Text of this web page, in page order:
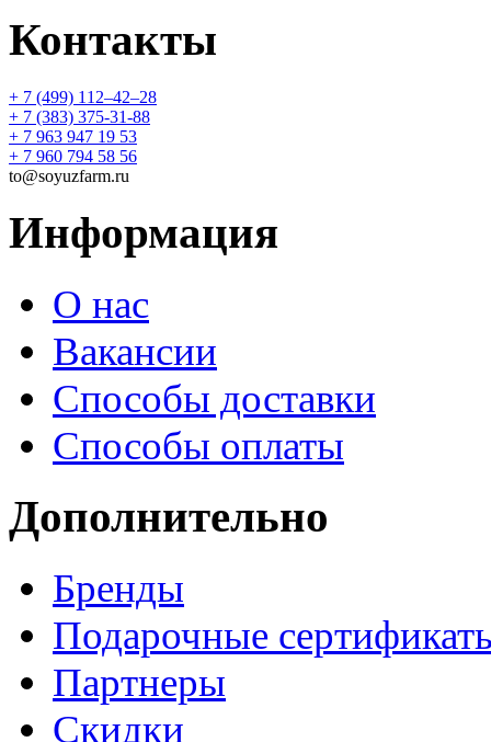
Контакты
+ 7 (499) 112‒42‒28
+ 7 (383) 375-31-88
+ 7 963 947 19 53
+ 7 960 794 58 56
to@soyuzfarm.ru
Информация
О нас
Вакансии
Способы доставки
Способы оплаты
Дополнительно
Бренды
Подарочные
Партнеры
Скидки